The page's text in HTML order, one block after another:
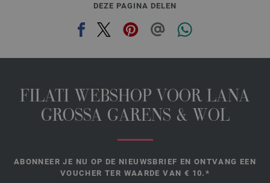
DEZE PAGINA DELEN
FILATI WEBSHOP VOOR LANA
GROSSA GARENS & WOL
ABONNEER JE NU OP DE NIEUWSBRIEF EN ONTVANG EEN
VOUCHER TER WAARDE VAN € 10.*